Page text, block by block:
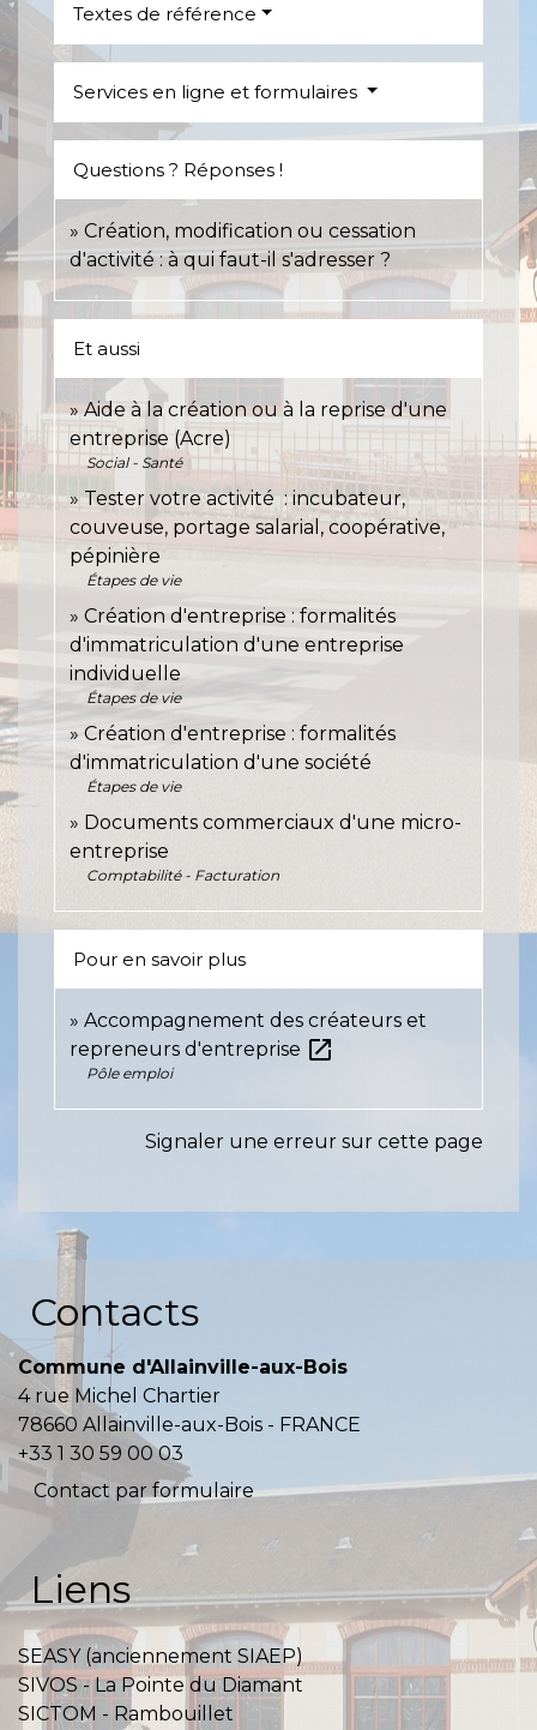
Textes de référence
Services en ligne et formulaires
Questions ? Réponses !
Création, modification ou cessation
d'activité : à qui faut-il s'adresser ?
Et aussi
Aide à la création ou à la reprise d'une
entreprise (Acre)
Social - Santé
Tester votre activité : incubateur,
couveuse, portage salarial, coopérative,
pépinière
Étapes de vie
Création d'entreprise : formalités
d'immatriculation d'une entreprise
individuelle
Étapes de vie
Création d'entreprise : formalités
d'immatriculation d'une société
Étapes de vie
Documents commerciaux d'une micro-
entreprise
Comptabilité - Facturation
Pour en savoir plus
Accompagnement des créateurs et
repreneurs d'entreprise open_in_new
Pôle emploi
Signaler une erreur sur cette page
Contacts
Commune d'Allainville-aux-Bois
4 rue Michel Chartier
78660 Allainville-aux-Bois - FRANCE
+33 1 30 59 00 03
Contact par formulaire
Liens
SEASY (anciennement SIAEP)
SIVOS - La Pointe du Diamant
SICTOM - Rambouillet